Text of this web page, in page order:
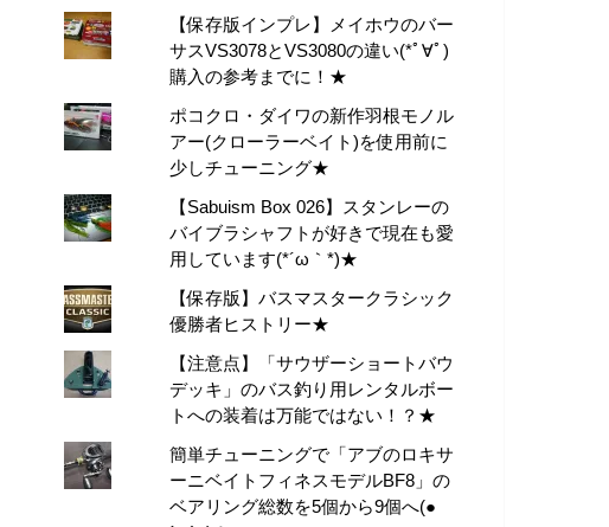
【保存版インプレ】メイホウのバー
サスVS3078とVS3080の違い(*ﾟ∀ﾟ)
購入の参考までに！★
ポコクロ・ダイワの新作羽根モノル
アー(クローラーベイト)を使用前に
少しチューニング★
【Sabuism Box 026】スタンレーの
バイブラシャフトが好きで現在も愛
用しています(*´ω｀*)★
【保存版】バスマスタークラシック
優勝者ヒストリー★
【注意点】「サウザーショートバウ
デッキ」のバス釣り用レンタルボー
トへの装着は万能ではない！？★
簡単チューニングで「アブのロキサ
ーニベイトフィネスモデルBF8」の
ベアリング総数を5個から9個へ(●